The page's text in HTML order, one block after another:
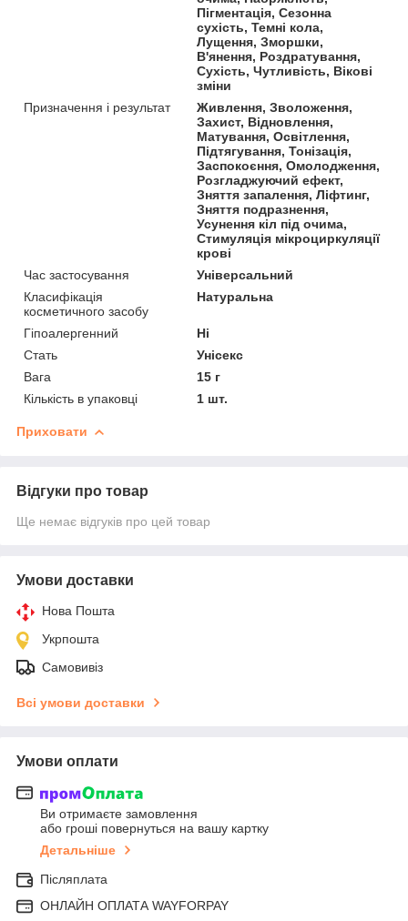
Пігментація, Сезонна
сухість, Темні кола,
Лущення, Зморшки,
В'янення, Роздратування,
Сухість, Чутливість, Вікові
зміни
Призначення і результат
Живлення, Зволоження,
Захист, Відновлення,
Матування, Освітлення,
Підтягування, Тонізація,
Заспокоєння, Омолодження,
Розгладжуючий ефект,
Зняття запалення, Ліфтинг,
Зняття подразнення,
Усунення кіл під очима,
Стимуляція мікроциркуляції
крові
Час застосування
Універсальний
Класифікація
косметичного засобу
Натуральна
Гіпоалергенний
Ні
Стать
Унісекс
Вага
15 г
Кількість в упаковці
1 шт.
Приховати
Відгуки про товар
Ще немає відгуків про цей товар
Умови доставки
Нова Пошта
Укрпошта
Самовивіз
Всі умови доставки
Умови оплати
Ви отримаєте замовлення
або гроші повернуться на вашу картку
Детальніше
Післяплата
ОНЛАЙН ОПЛАТА WAYFORPAY